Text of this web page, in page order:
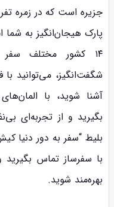
جزیره است که در زمره
پارک هیجان‌انگیز به
۱۴ کشور مختلف
شگفت‌انگیز، می‌توانید
آشنا شوید، با
بگیرید و از تجربه‌ای
بلیط “سفر به دور دنیا
با سفرساز تماس بگیرید
بهره‌مند شوید.